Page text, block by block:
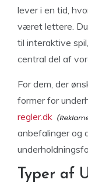
lever i en tid,
været lettere.
til interaktive
central del af
For dem, der
former for
regler.dk
anbefalinger og
Typer af